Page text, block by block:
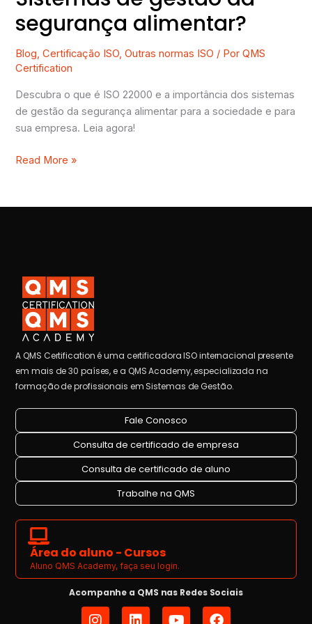
segurança alimentar?
Blog,Certificação ISO,Outras normas ISO / PorQMS
Certification
Descubra o que é ISO 22000 e a importância dos sistemas
de gestão da segurança alimentar para a sociedade e para
sua empresa. Leia agora!
Read More »
A QMS Certification é uma certificadora ISO internacional presente
em mais de 30 países, e a QMS Academy, especializada na
formação de profissionais em Sistemas de Gestão.
Fale Conosco
Consulta de certificado de empresa
Consulta de certificado de aluno
Trabalhe na QMS
Área do aluno - Cursos
Aluno QMS Academy, faça seu login.
Acompanhe a QMS nas Redes Sociais
I
L
Y
F